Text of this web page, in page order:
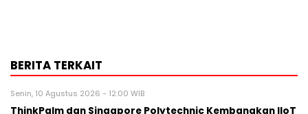
BERITA TERKAIT
Senin, 10 Agustus 2026 - 12:00 WIB
ThinkPalm dan Singapore Polytechnic Kembangkan IIoT